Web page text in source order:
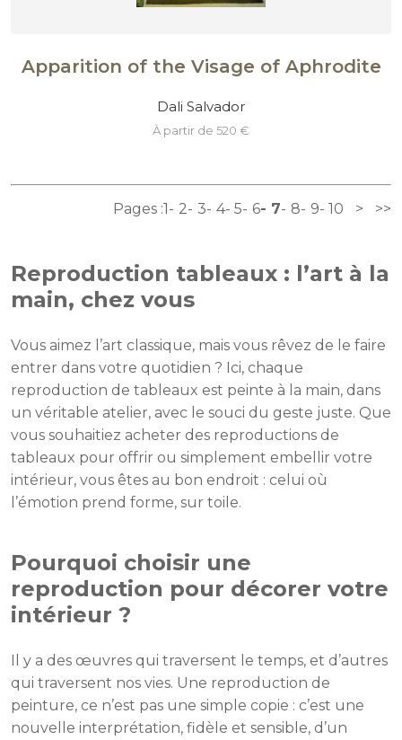
Apparition of the Visage of Aphrodite
Dali Salvador
à partir de 520 €
Pages :1 2 3 4 5 6 7 8 9 10 > >>
Reproduction tableaux : l’art à la
main, chez vous
Vous aimez l’art classique, mais vous rêvez de le faire
entrer dans votre quotidien ? Ici, chaque
reproduction de tableaux est peinte à la main, dans
un véritable atelier, avec le souci du geste juste. Que
vous souhaitiez acheter des reproductions de
tableaux pour offrir ou simplement embellir votre
intérieur, vous êtes au bon endroit : celui où
l’émotion prend forme, sur toile.
Pourquoi choisir une
reproduction pour décorer votre
intérieur ?
Il y a des œuvres qui traversent le temps, et d’autres
qui traversent nos vies. Une reproduction de
peinture, ce n’est pas une simple copie : c’est une
nouvelle interprétation, fidèle et sensible, d’un